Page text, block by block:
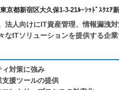
京都新宿区大久保1-3-21ﾙｰｼｯﾄﾞｽｸｴｱ
法人向けにIT資産管理、情報漏洩
なITソリューションを提供する企
対策に強み
援ツールの提供